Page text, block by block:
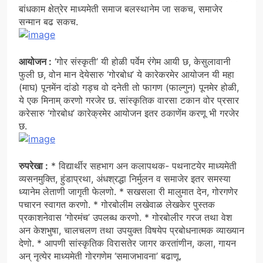
बांधकाम क्षेत्रेर माध्यमेती समाज बलस्थानेम जा सकच, समाजेर
सन्मान बढ सकच.
आयोजन : ‘गोर संस्कृती’ यी होळी पर्वेम रंगेम आयी छ, केसुलावानी
फुली छ, वोन मान देयेसारु ‘गोरबोध’ ये कारेकरमेर आयोजन यी महा
(माघ) पूनमेंन दांडो गड्च वो दनेती तो फागण (फाल्गुन) पूनमेर होळी,
ये एक मिनाम् करणो गरजेर छ. सांस्कृतिक वारसा टकान वोर प्रसार
करेसारु ‘गोरबोध’ कारेक्रमेर आयोजन इतर ठकाणेंम करणू भी गरजेर
छ.
रुपरेखा : * विद्यार्थीर सहभाग अन कलापथक- पथनाटयेर माध्यमेती
व्यसनमुक्ति, हुंडाप्रथा, अंधश्रद्धा निर्मुलन व समाजेर इतर समस्या
ध्यानेम लेताणी जागृती फेलणो. * सखसला री मालुमात देन, गोरगणेर
पचारन स्वागत करणो. * गोरबोलीम लखेवाळ लेखकेर पुस्तक
प्रकाशनेवास ‘गोरमंच’ उपलब्ध करणो. * गोरबोलीर गरज तथा वेश
अन केशभुषा, चालचलण तथा उपयुक्त विषयेप प्रबोधनात्मक व्याख्यान
देणो. * आपणी सांस्कृतिक विरासतेर जागर करतांणीन, कला, गायन
अन् नृत्येर माध्यमेती गोरगणेम ‘समाजभावना’ बढाणू.